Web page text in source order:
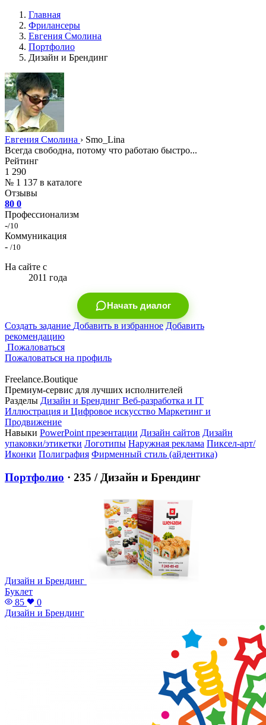
Главная
Фрилансеры
Евгения Смолина
Портфолио
Дизайн и Брендинг
Евгения Смолина › Smo_Lina
Всегда свободна, потому что работаю быстро...
Рейтинг
1 290
№ 1 137 в каталоге
Отзывы
80 0
Профессионализм
-/10
Коммуникация
- /10
На сайте с
2011 года
Начать диалог
Создать задание Добавить в избранное Добавить
рекомендацию
Пожаловаться
Пожаловаться на профиль
Freelance.Boutique
Премиум-сервис для лучших исполнителей
Разделы Дизайн и Брендинг Веб-разработка и IT
Иллюстрация и Цифровое искусство Маркетинг и
Продвижение
Навыки PowerPoint презентации Дизайн сайтов Дизайн
упаковки/этикетки Логотипы Наружная реклама Пиксел-арт/
Иконки Полиграфия Фирменный стиль (айдентика)
Портфолио · 235 / Дизайн и Брендинг
Дизайн и Брендинг
Буклет
85
0
Дизайн и Брендинг